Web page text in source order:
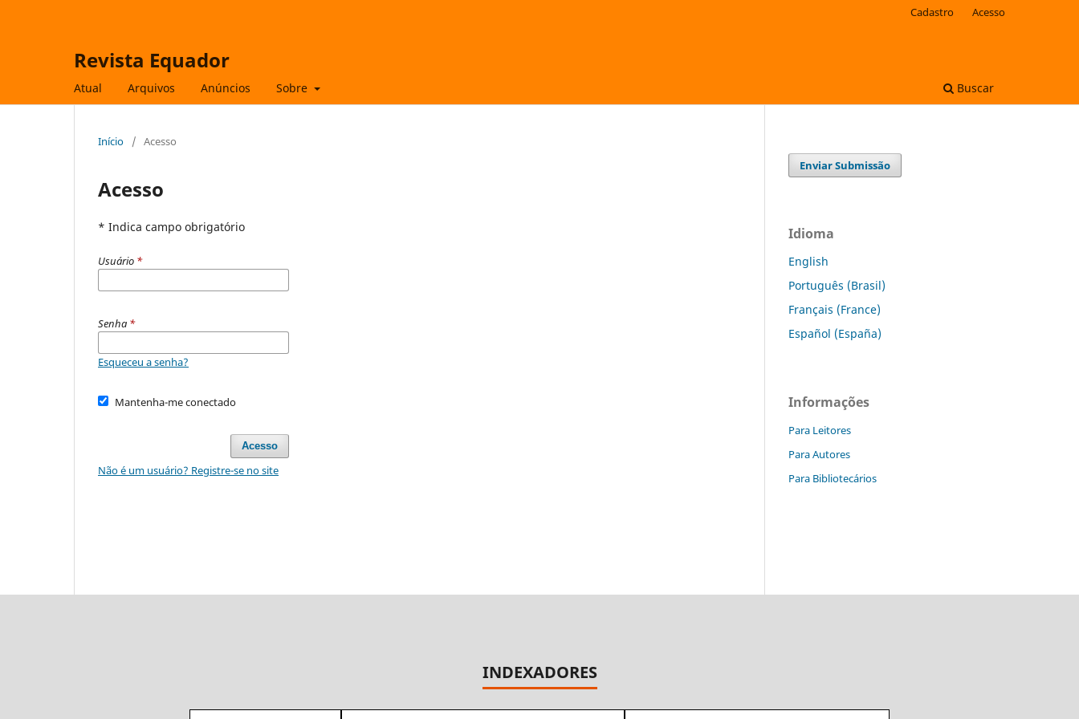
Revista Equador
Atual Arquivos Anúncios Sobre Buscar
Cadastro Acesso
Início / Acesso
Acesso
* Indica campo obrigatório
Usuário *
Senha *
Esqueceu a senha?
Mantenha-me conectado
Acesso
Não é um usuário? Registre-se no site
Enviar Submissão
Idioma
English
Português (Brasil)
Français (France)
Español (España)
Informações
Para Leitores
Para Autores
Para Bibliotecários
INDEXADORES